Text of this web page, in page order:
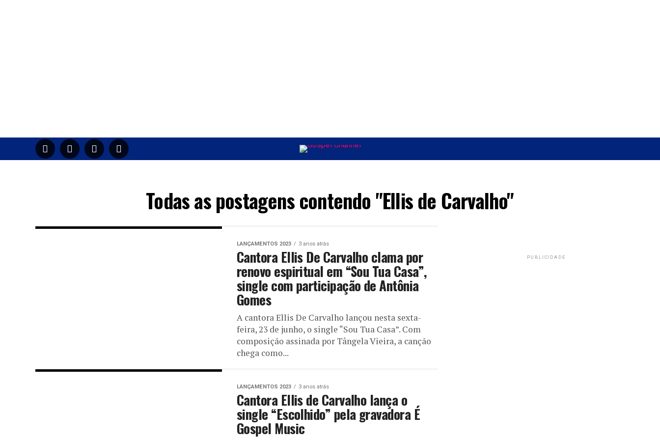
Todas as postagens contendo "Ellis de Carvalho"
LANÇAMENTOS 2023 3 anos atrás
Cantora Ellis De Carvalho clama por
renovo espiritual em “Sou Tua Casa”,
single com participação de Antônia
Gomes
A cantora Ellis De Carvalho lançou nesta sexta-
feira, 23 de junho, o single “Sou Tua Casa”. Com
composição assinada por Tângela Vieira, a canção
chega como...
LANÇAMENTOS 2023 3 anos atrás
Cantora Ellis de Carvalho lança o
single “Escolhido” pela gravadora É
Gospel Music
PUBLICIDADE